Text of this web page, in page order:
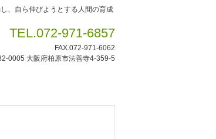
、自ら伸びようとする人間の育成
TEL.072-971-6857
FAX.072-971-6062
0005 大阪府柏原市法善寺4-359-5